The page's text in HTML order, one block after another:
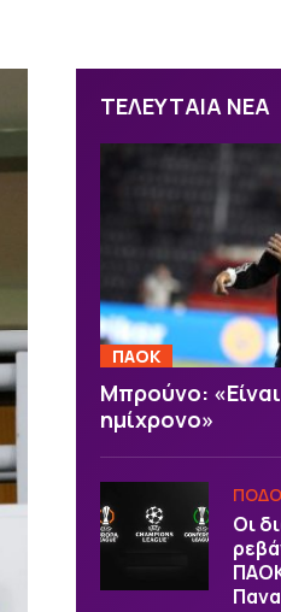
ΤΕΛΕΥΤΑΙΑ ΝΕΑ
ΠΑΟΚ
Μπρούνο:
ημίχρονο»
Οι